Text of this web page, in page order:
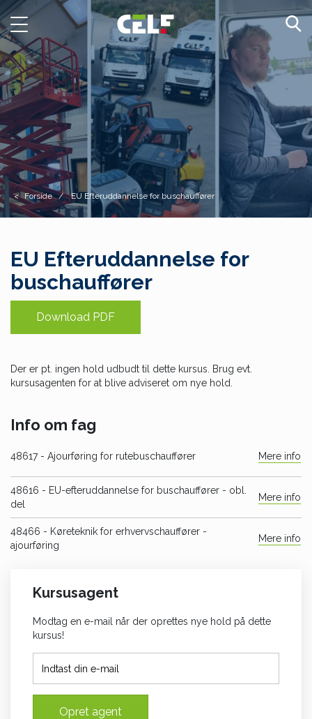
Toggle
navigation
Forside EU Efteruddannelse for buschauffører
EU Efteruddannelse for
buschauffører
Download PDF
Der er pt. ingen hold udbudt til dette kursus. Brug evt.
kursusagenten for at blive adviseret om nye hold.
Info om fag
48617- Ajourføring for rutebuschauffører Mere info
48616 - EU-efteruddannelse for buschauffører - obl.
del
Mere info
48466 - Køreteknik for erhvervschauffører -
ajourføring
Mere info
Kursusagent
Modtag en e-mail når der oprettes nye hold på dette
kursus!
Opret agent